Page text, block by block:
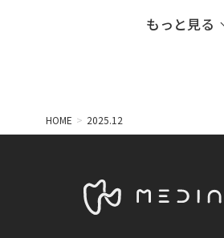
もっと見る
2018.08
2018.04
HOME 2025.12